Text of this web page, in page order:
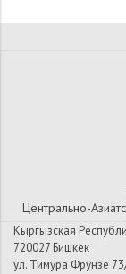
Центрально-
Кыргызская
720027 Бишкек
ул. Тимура Фрунзе